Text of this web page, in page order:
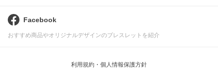
Facebook
おすすめ商品やオリジナルデザインのブレスレットを紹介
利用規約・個人情報保護方針